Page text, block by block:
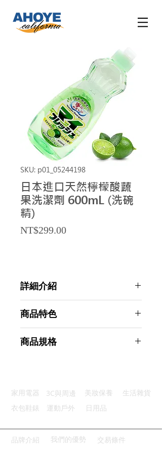
SKU: p01_05244198
日本進口天然檸檬酸蔬
果洗潔劑 600mL (洗碗
精)
NT$299.00Price
詳細介紹
商品特色
溫和配方：植物活性成份有效去汙
商品規格
主要材質：界面活性劑
商品尺寸：9*5.5*24.5cm
產地名稱：中國大陸
代理商：亞桓有限公司
家用電器 3C與周邊 美妝保養
生活雜貨
衣包鞋錶
運動戶外 日用品
品牌介紹 我們的優勢 交易條件